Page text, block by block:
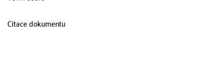
Citace dokumentu